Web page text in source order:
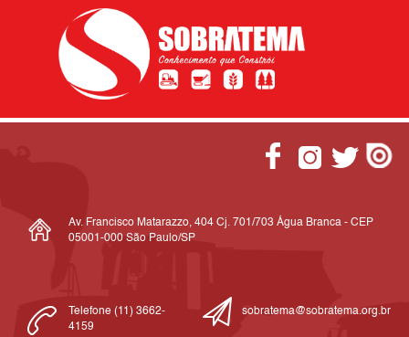
Av. Francisco Matarazzo, 404 Cj. 701/703 Água Branca - CEP
05001-000 São Paulo/SP
Telefone (11) 3662-
4159
sobratema@sobratema.org.br